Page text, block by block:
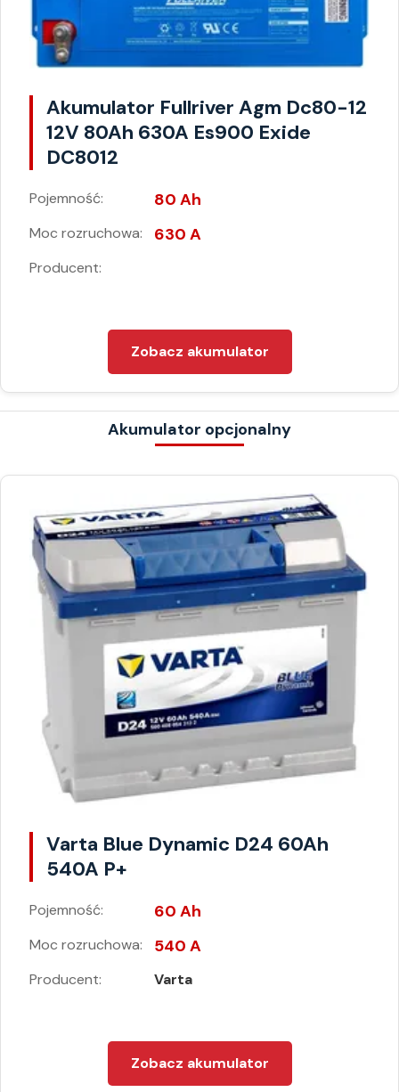
Akumulator Fullriver Agm Dc80-12
12V 80Ah 630A Es900 Exide
DC8012
Pojemność: 80 Ah
Moc rozruchowa: 630 A
Producent:
Zobacz akumulator
Akumulator opcjonalny
Varta Blue Dynamic D24 60Ah
540A P+
Pojemność: 60 Ah
Moc rozruchowa: 540 A
Producent: Varta
Zobacz akumulator